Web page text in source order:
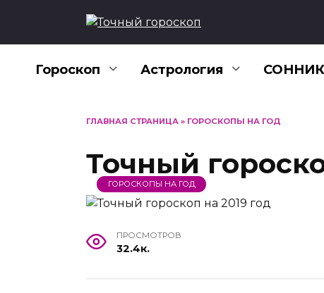
содержанию
Гороскоп Астрология СОННИК
ГЛАВНАЯ СТРАНИЦА » ГОРОСКОПЫ НА ГОД
Точный
ГОРОСКОПЫ НА ГОД
ПРОСМОТРОВ
32.4к.